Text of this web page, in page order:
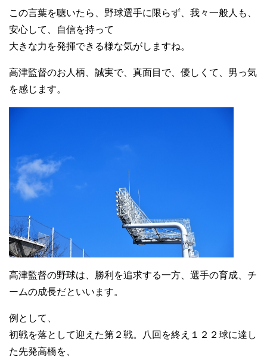
この言葉を聴いたら、野球選手に限らず、我々一般人も、
安心して、自信を持って
大きな力を発揮できる様な気がしますね。
高津監督のお人柄、誠実で、真面目で、優しくて、男っ気
を感じます。
高津監督の野球は、勝利を追求する一方、選手の育成、チ
ームの成長だといいます。
例として、
初戦を落として迎えた第２戦。八回を終え１２２球に達し
た先発高橋を、